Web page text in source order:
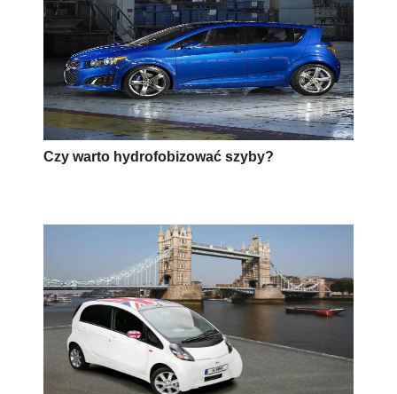
Czy warto hydrofobizować szyby?